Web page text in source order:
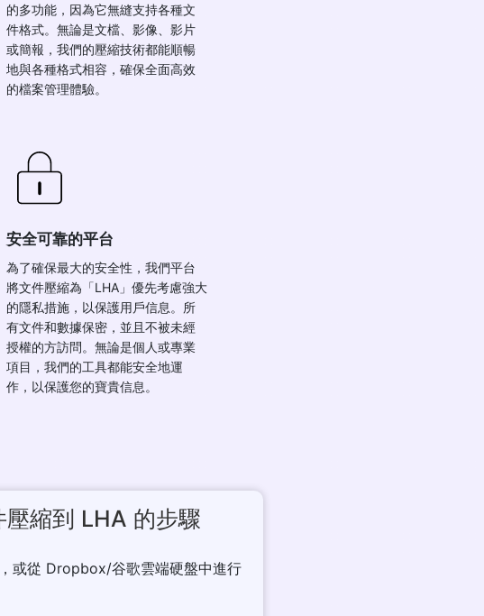
的多功能，因為它無縫支持各種文
件格式。無論是文檔、影像、影片
或簡報，我們的壓縮技術都能順暢
地與各種格式相容，確保全面高效
的檔案管理體驗。
安全可靠的平台
為了確保最大的安全性，我們平台
將文件壓縮為「LHA」優先考慮強大
的隱私措施，以保護用戶信息。所
有文件和數據保密，並且不被未經
授權的方訪問。無論是個人或專業
項目，我們的工具都能安全地運
作，以保護您的寶貴信息。
壓縮到 LHA 的步驟
或從 Dropbox/谷歌雲端硬盤中進行